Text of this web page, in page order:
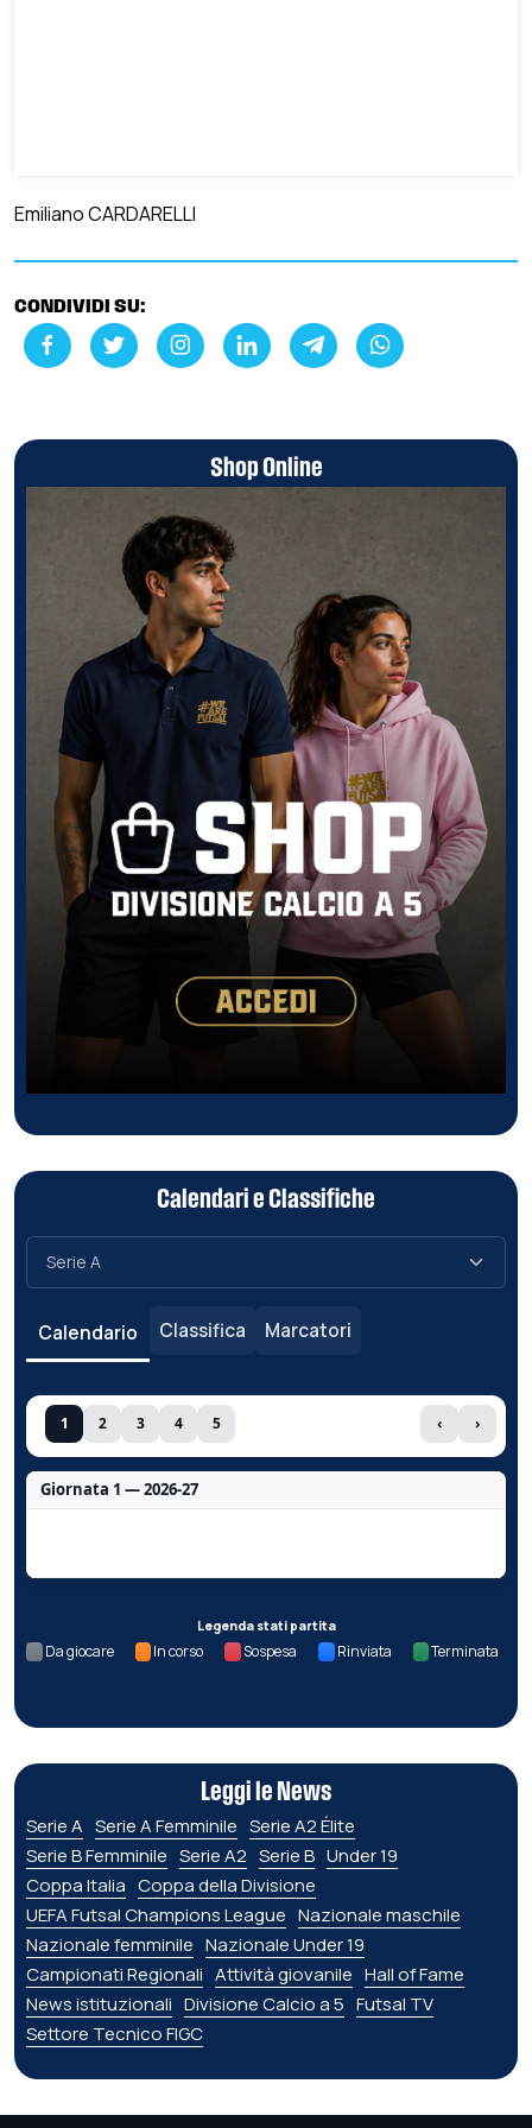
Emiliano CARDARELLI
CONDIVIDI SU:
Shop Online
Calendari e Classifiche
Calendario Classifica Marcatori
1 2 3 4 5 ‹ ›
Giornata 1 — 2026-27
Legenda stati partita
Da giocare In corso Sospesa Rinviata Terminata
Leggi le News
Serie A Serie A Femminile Serie A2 Élite
Serie B Femminile Serie A2 Serie B Under 19
Coppa Italia Coppa della Divisione
UEFA Futsal Champions League Nazionale maschile
Nazionale femminile Nazionale Under 19
Campionati Regionali Attività giovanile Hall of Fame
News istituzionali Divisione Calcio a 5 Futsal TV
Settore Tecnico FIGC